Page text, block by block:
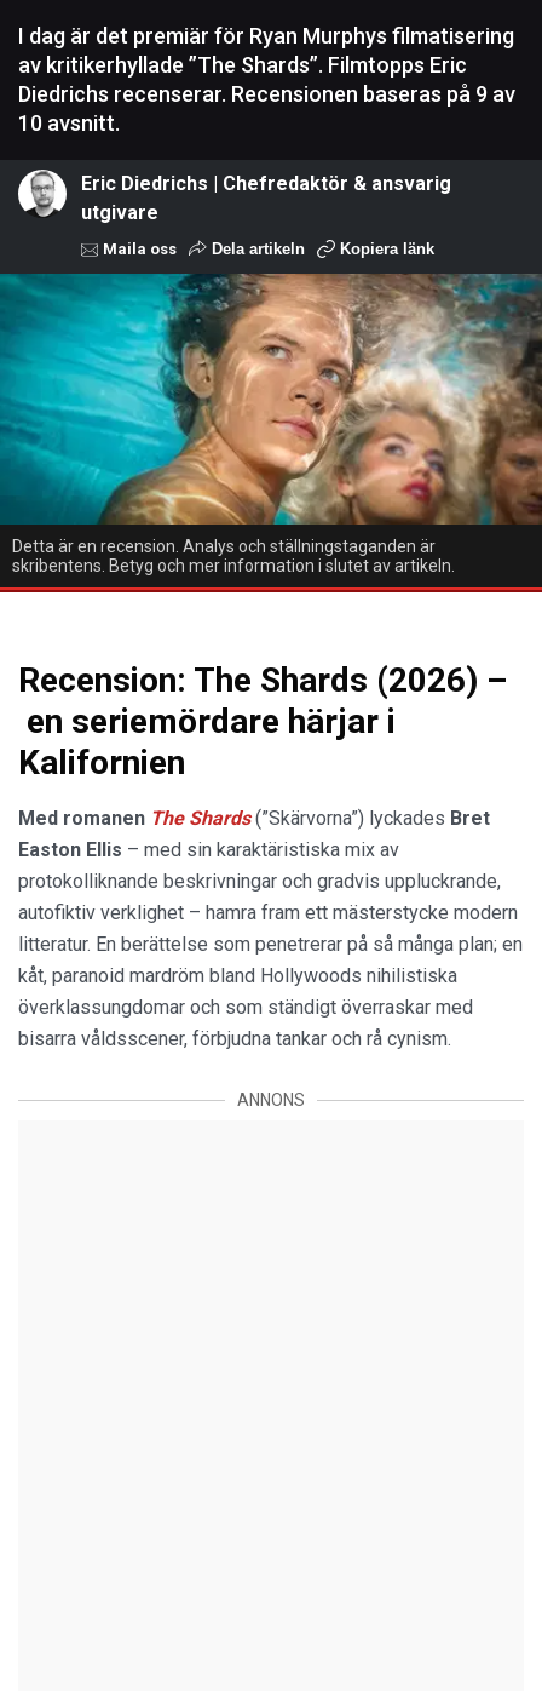
I dag är det premiär för Ryan Murphys filmatisering
av kritikerhyllade ”The Shards”. Filmtopps Eric
Diedrichs recenserar. Recensionen baseras på 9 av
10 avsnitt.
Eric Diedrichs | Chefredaktör & ansvarig
utgivare
Maila oss Dela artikeln Kopiera länk
Detta är en recension. Analys och ställningstaganden är
skribentens. Betyg och mer information i slutet av artikeln.
Recension: The Shards (2026) –
en seriemördare härjar i
Kalifornien
Med romanen The Shards(”Skärvorna”) lyckades Bret
Easton Ellis – med sin karaktäristiska mix av
protokolliknande beskrivningar och gradvis uppluckrande,
autofiktiv verklighet – hamra fram ett mästerstycke modern
litteratur. En berättelse som penetrerar på så många plan; en
kåt, paranoid mardröm bland Hollywoods nihilistiska
överklassungdomar och som ständigt överraskar med
bisarra våldsscener, förbjudna tankar och rå cynism.
ANNONS